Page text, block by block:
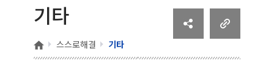
기타
홈 스스로해결 기타